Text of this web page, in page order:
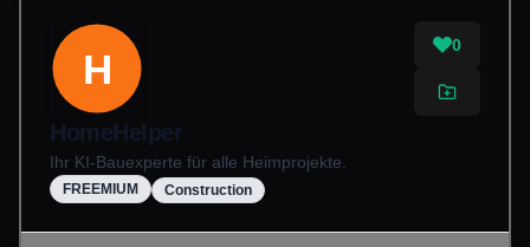
H
0
HomeHelper
Ihr KI-Bauexperte für alle Heimprojekte.
FREEMIUM Construction